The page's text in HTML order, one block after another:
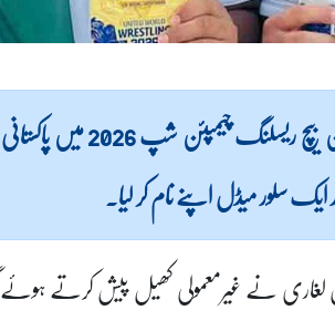
(لاہور نیوز) ویتنام میں منعقدہ
سلور میڈل اپنے نام کر لیا۔
لغاری نے غیرمعمولی کھیل پیش کرتے